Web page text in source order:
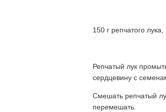
150 г репчатого
Репчатый лук
сердцевину с
Смешать репчатый
перемешать.